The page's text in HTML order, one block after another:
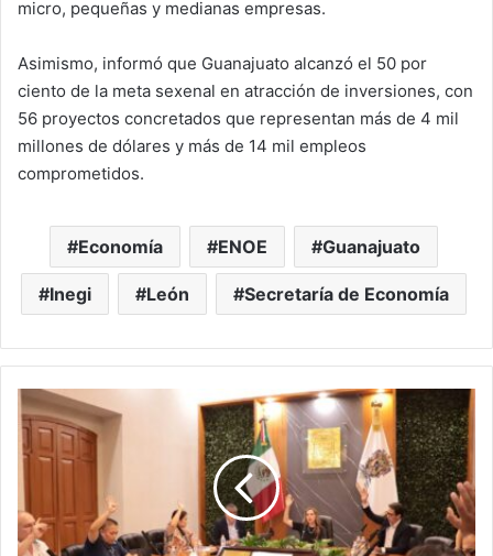
micro, pequeñas y medianas empresas.
Asimismo, informó que Guanajuato alcanzó el 50 por
ciento de la meta sexenal en atracción de inversiones, con
56 proyectos concretados que representan más de 4 mil
millones de dólares y más de 14 mil empleos
comprometidos.
Economía ENOE Guanajuato
Inegi León Secretaría de Economía
fortalece
salud
pública,
privada
y